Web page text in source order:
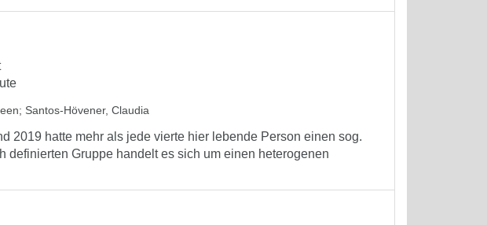
; Santos-Hövener, Claudia
2019 hatte mehr als jede vierte hier lebende Person einen sog.
definierten Gruppe handelt es sich um einen heterogenen